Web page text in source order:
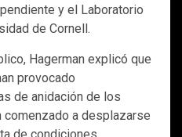
y el Laboratorio
de Cornell.
Hagerman explicó que
provocado
de anidación de los
comenzado a desplazarse